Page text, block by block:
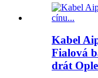
Kabel
Fialová
drát